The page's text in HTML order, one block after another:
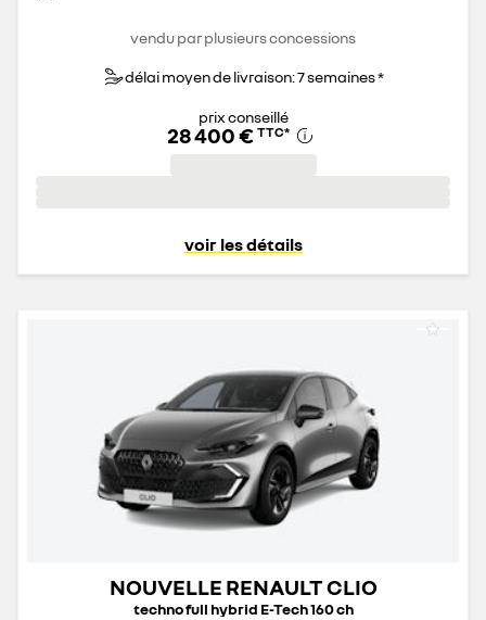
vendu par plusieurs concessions
délai moyen de livraison: 7 semaines *
prix conseillé
28 400 € TTC*
voir les détails
NOUVELLE RENAULT CLIO
techno full hybrid E-Tech 160 ch